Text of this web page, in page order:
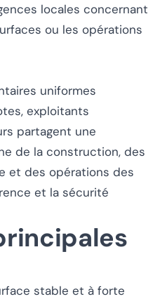
locales concernant
ou les opérations
uniformes
exploitants
partagent une
de la construction, des
et des opérations des
et la sécurité
stable et à forte